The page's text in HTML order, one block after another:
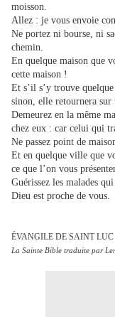
moisson.
Allez : je vous envoie
Ne portez ni bourse, ni
chemin.
En quelque maison que
cette maison !
Et s’il s’y trouve
sinon, elle retournera sur
Demeurez en la même
chez eux : car celui qui
Ne passez point de
Et en quelque ville que
ce que l’on vous
Guérissez les malades
Dieu est proche de vous.
ÉVANGILE DE SAINT LUC
La Sainte Bible traduite par